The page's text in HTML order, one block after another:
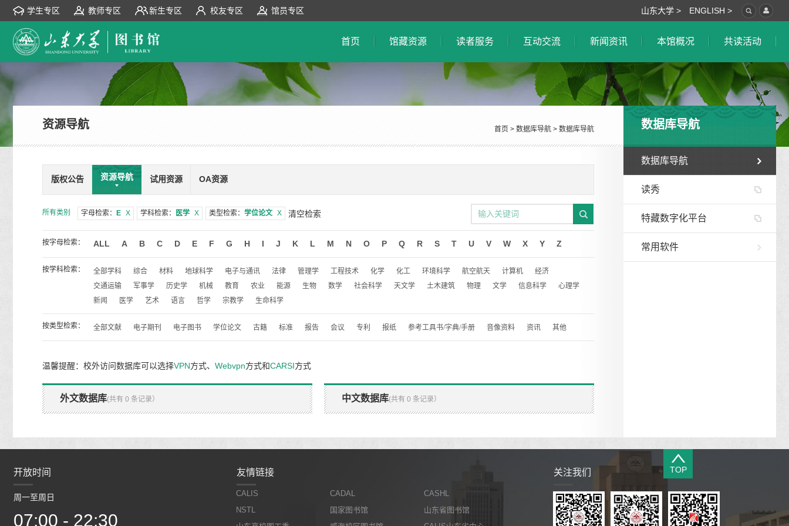
学生专区 教师专区 新生专区 校友专区 馆员专区 山东大学 > ENGLISH >
首页 馆藏资源 读者服务 互动交流 新闻资讯 本馆概况 共读活动
数据库导航
数据库导航
读秀
特藏数字化平台
常用软件
资源导航 首页 > 数据库导航 > 数据库导航
版权公告 资源导航 试用资源 OA资源
所有类别 字母检索： E X 学科检索： 医学 X 类型检索： 学位论文 X 清空检索
按字母检索： ALL A B C D E F G H I J K L M N O P Q R S T U V W X Y Z
按学科检索： 全部学科 综合 材料 地球科学 电子与通讯 法律 管理学 工程技术 化学 化工 环境科学 航空航天 计算机
经济
交通运输
军事学 历史学 机械 教育 农业 能源 生物 数学 社会科学 天文学 土木建筑 物理 文学 信息科学
心理学
新闻
医学 艺术 语言 哲学 宗教学 生命科学
按类型检索： 全部文献 电子期刊 电子图书 学位论文 古籍 标准 报告 会议 专利 报纸 参考工具书/字典/手册 音像资料 资讯 其他
温馨提醒：校外访问数据库可以选择VPN方式、 Webvpn方式和CARSI方式
外文数据库(共有 0 条记录） 中文数据库(共有 0 条记录）
TOP
开放时间
周一至周日
07:00 - 22:30 07:00 - 22:30
友情链接
CALIS CADAL
CASHL
NSTL
国家图书馆
山东省图书馆
关注我们